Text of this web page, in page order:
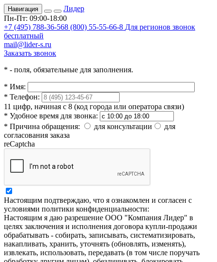
Навигация
Лидер
Пн-Пт: 09:00-18:00
+7 (495) 788-36-568 (800) 55-55-66-8 Для регионов звонок
бесплатный
mail@lider-s.ru
Заказать звонок
* - поля, обязательные для заполнения.
* Имя:
* Телефон:
11 цифр, начиная с 8 (код города или оператора связи)
* Удобное время для звонка:
* Причина обращения: для консультации
для
согласования заказа
reCaptcha
Настоящим подтверждаю, что я ознакомлен и согласен с
условиями политики конфиденциальности:
Настоящим я даю разрешение ООО "Компания Лидер" в
целях заключения и исполнения договора купли-продажи
обрабатывать - собирать, записывать, систематизировать,
накапливать, хранить, уточнять (обновлять, изменять),
извлекать, использовать, передавать (в том числе поручать